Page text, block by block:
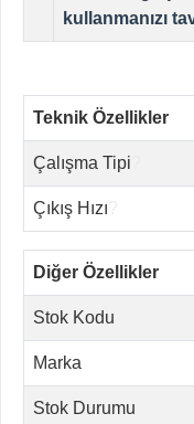
kullanmanızı
Teknik Özellikler
Çalışma Tipi
Çıkış Hızı
Diğer Özellikler
Stok Kodu
Marka
Stok Durumu